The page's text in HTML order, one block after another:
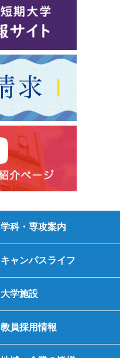
学科・専攻案内
キャンパスライフ
大学施設
教員採用情報